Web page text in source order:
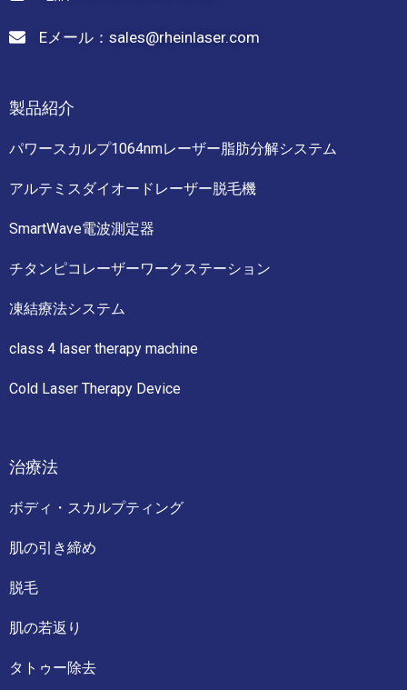
Eメール：sales@rheinlaser.com
製品紹介
パワースカルプ1064nmレーザー脂肪分解システム
アルテミスダイオードレーザー脱毛機
SmartWave電波測定器
チタンピコレーザーワークステーション
凍結療法システム
class 4 laser therapy machine
Cold Laser Therapy Device
治療法
ボディ・スカルプティング
肌の引き締め
脱毛
肌の若返り
タトゥー除去